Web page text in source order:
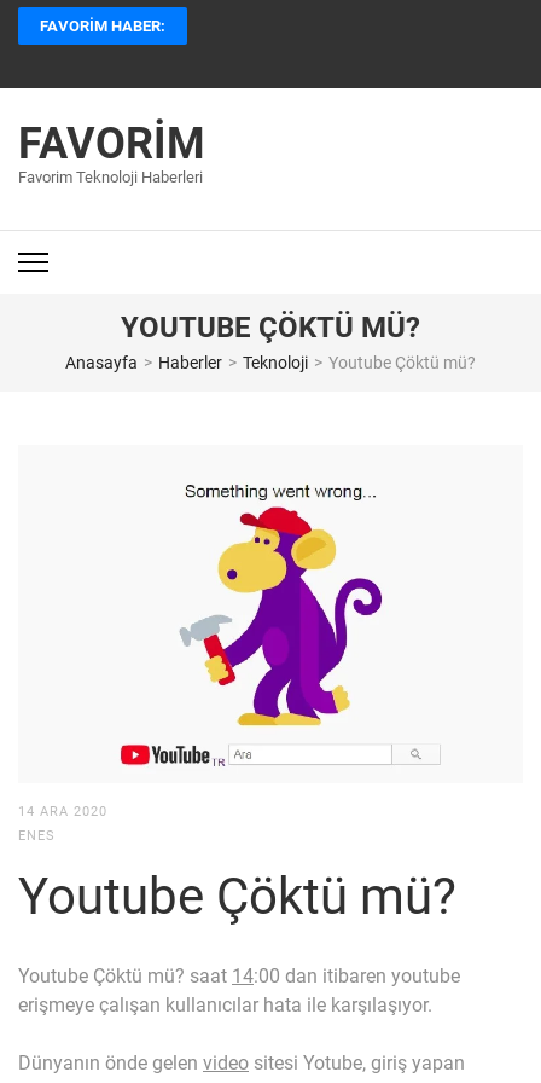
İçeriğe
atla
basın)
FAVORIM HABER:
FAVORIM
Favorim Teknoloji Haberleri
YOUTUBE ÇÖKTÜ MÜ?
Anasayfa > Haberler > Teknoloji > Youtube Çöktü mü?
14 ARA 2020
ENES
Youtube Çöktü mü?
Youtube Çöktü mü? saat 14:00 dan itibaren youtube
erişmeye çalışan kullanıcılar hata ile karşılaşıyor.
Dünyanın önde gelen video sitesi Yotube, giriş yapan